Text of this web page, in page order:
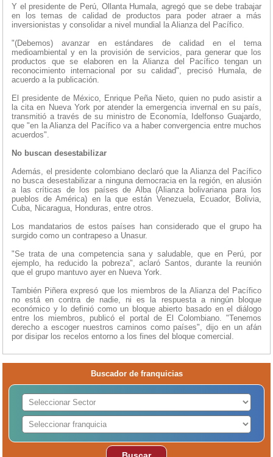
Y el presidente de Perú, Ollanta Humala, agregó que se debe trabajar
en los temas de calidad de productos para poder atraer a más
inversionistas y consolidar a nivel mundial la Alianza del Pacífico.
"(Debemos) avanzar en estándares de calidad en el tema
medioambiental y en la provisión de servicios, para generar que los
productos que se elaboren en la Alianza del Pacífico tengan un
reconocimiento internacional por su calidad", precisó Humala, de
acuerdo a la publicación.
El presidente de México, Enrique Peña Nieto, quien no pudo asistir a
la cita en Nueva York por atender la emergencia invernal en su país,
transmitió a través de su ministro de Economía, Idelfonso Guajardo,
que "en la Alianza del Pacífico va a haber convergencia entre muchos
acuerdos".
No buscan desestabilizar
Además, el presidente colombiano declaró que la Alianza del Pacífico
no busca desestabilizar a ninguna democracia en la región, en alusión
a las críticas de los países de Alba (Alianza bolivariana para los
pueblos de América) en la que están Venezuela, Ecuador, Bolivia,
Cuba, Nicaragua, Honduras, entre otros.
Los mandatarios de estos países han considerado que el grupo ha
surgido como un contrapeso a Unasur.
"Se trata de una competencia sana y saludable, que en Perú, por
ejemplo, ha reducido la pobreza", aclaró Santos, durante la reunión
que el grupo mantuvo ayer en Nueva York.
También Piñera expresó que los miembros de la Alianza del Pacífico
no está en contra de nadie, ni es la respuesta a ningún bloque
económico y lo definió como un bloque abierto basado en el diálogo
entre los miembros, publicó el portal de El Colombiano. "Tenemos
derecho a escoger nuestros caminos como países", dijo en un afán
por disipar los recelos entorno a los fines del bloque comercial.
Buscador de franquicias
Buscar